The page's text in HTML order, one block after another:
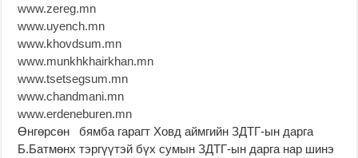
www.zereg.mn
www.uyench.mn
www.khovdsum.mn
www.munkhkhairkhan.mn
www.tsetsegsum.mn
www.chandmani.mn
www.erdeneburen.mn
Өнгөрсөн бямба гарагт Ховд аймгийн ЗДТГ-ын дарга
Б.Батмөнх тэргүүтэй бүх сумын ЗДТГ-ын дарга нар шинэ